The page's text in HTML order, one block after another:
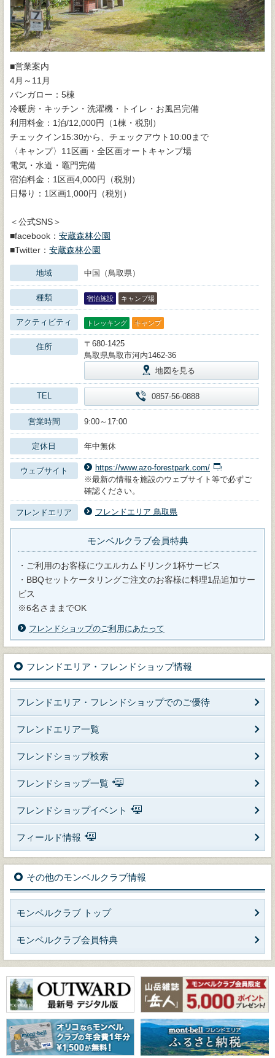
■営業案内
4月～11月
バンガロー：5棟
冷暖房・キッチン・洗濯機・トイレ・お風呂完備
利用料金：1泊/12,000円（1棟・税別）
チェックイン15:30から、チェックアウト10:00まで
〈キャンプ〉11区画・全区画オートキャンプ場
電気・水道・竈門完備
宿泊料金：1区画4,000円（税別）
日帰り：1区画1,000円（税別）
＜公式SNS＞
■facebook： 安蔵森林公園
■Twitter： 安蔵森林公園
地域 中国（鳥取県）
種類 宿泊施設 キャンプ場
アクティビティ トレッキング キャンプ
住所
〒680-1425
鳥取県鳥取市河内1462-36
地図を見る
TEL 0857-56-0888
営業時間 9:00～17:00
定休日 年中無休
ウェブサイト
https://www.azo-forestpark.com/
※最新の情報を施設のウェブサイト等で必ずご
確認ください。
フレンドエリア フレンドエリア 鳥取県
モンベルクラブ会員特典
・ご利用のお客様にウエルカムドリンク1杯サービス
・BBQセットケータリングご注文のお客様に料理1品追加サー
ビス
※6名さままでOK
フレンドショップのご利用にあたって
フレンドエリア・フレンドショップ情報
フレンドエリア・フレンドショップでのご優待
フレンドエリア一覧
フレンドショップ検索
フレンドショップ一覧
フレンドショップイベント
フィールド情報
その他のモンベルクラブ情報
モンベルクラブ トップ
モンベルクラブ会員特典